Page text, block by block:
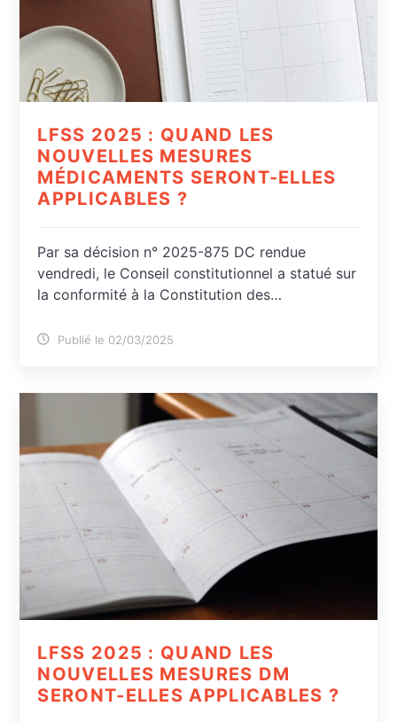
LFSS 2025 : QUAND LES
NOUVELLES MESURES
MÉDICAMENTS SERONT-ELLES
APPLICABLES ?
Par sa décision n° 2025-875 DC rendue
vendredi, le Conseil constitutionnel a statué sur
la conformité à la Constitution des…
Publié le 02/03/2025
LFSS 2025 : QUAND LES
NOUVELLES MESURES DM
SERONT-ELLES APPLICABLES ?